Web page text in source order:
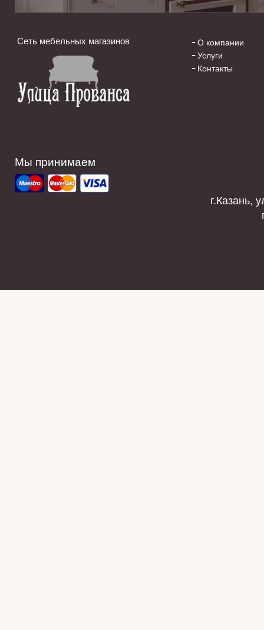
Сеть мебельных магазинов
О компании
Услуги
Контакты
Мы принимаем
г.Казань,